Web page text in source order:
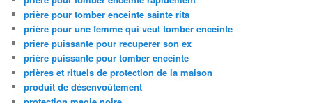
prière pour tomber enceinte sainte rita
prière pour une femme qui veut tomber enceinte
priere puissante pour recuperer son ex
prière puissante pour tomber enceinte
prières et rituels de protection de la maison
produit de désenvoûtement